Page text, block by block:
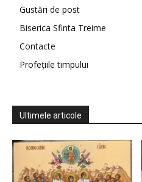
Gustări de post
Biserica Sfinta Treime
Contacte
Profețiile timpului
Ultimele articole